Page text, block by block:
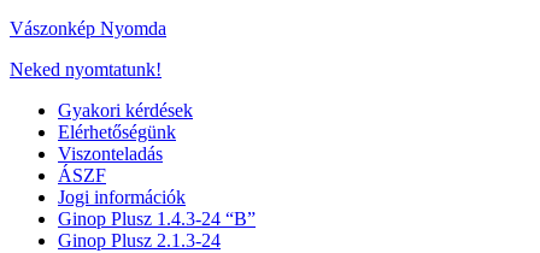
Vászonkép Nyomda
Neked nyomtatunk!
Gyakori kérdések
Elérhetőségünk
Viszonteladás
ÁSZF
Jogi információk
Ginop Plusz 1.4.3-24 “B”
Ginop Plusz 2.1.3-24